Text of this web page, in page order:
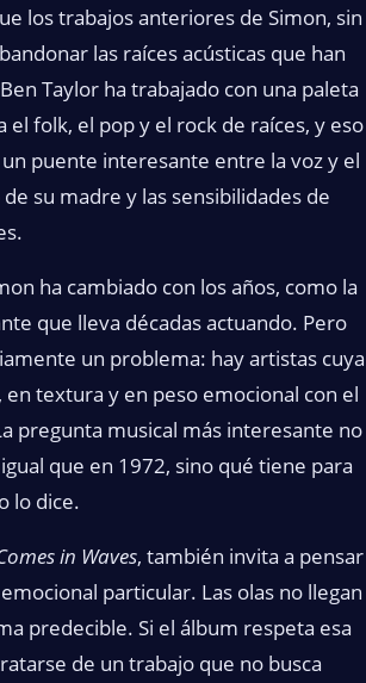
los trabajos anteriores de Simon, sin
las raíces acústicas que han
Taylor ha trabajado con una paleta
el folk, el pop y el rock de raíces, y eso
puente interesante entre la voz y el
su madre y las sensibilidades de
ha cambiado con los años, como la
que lleva décadas actuando. Pero
un problema: hay artistas cuya
en textura y en peso emocional con el
pregunta musical más interesante no
que en 1972, sino qué tiene para
lo dice.
in Waves, también invita a pensar
particular. Las olas no llegan
predecible. Si el álbum respeta esa
de un trabajo que no busca